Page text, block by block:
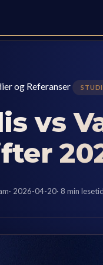
og Referanser
vs
· 2026-04-20· 8 min lesetid